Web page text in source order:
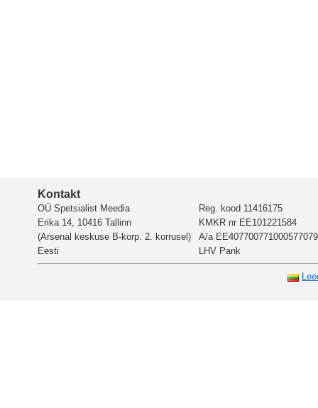
Kontakt
OÜ Spetsialist Meedia
Erika 14, 10416 Tallinn
(Arsenal keskuse B-korp. 2. korrusel)
Eesti
Reg. kood 11416175
KMKR nr EE101221584
A/a EE407700771000577079
LHV Pank